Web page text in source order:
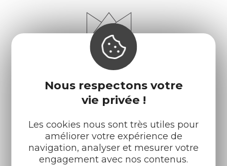
Nous respectons votre
vie privée !
Les cookies nous sont très utiles pour
améliorer votre expérience de
navigation, analyser et mesurer votre
engagement avec nos contenus.
Infos pratiques
Nos accueils
Nos brochures
Météo